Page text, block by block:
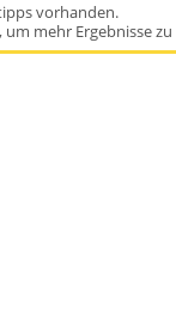
vorhanden.
mehr Ergebnisse